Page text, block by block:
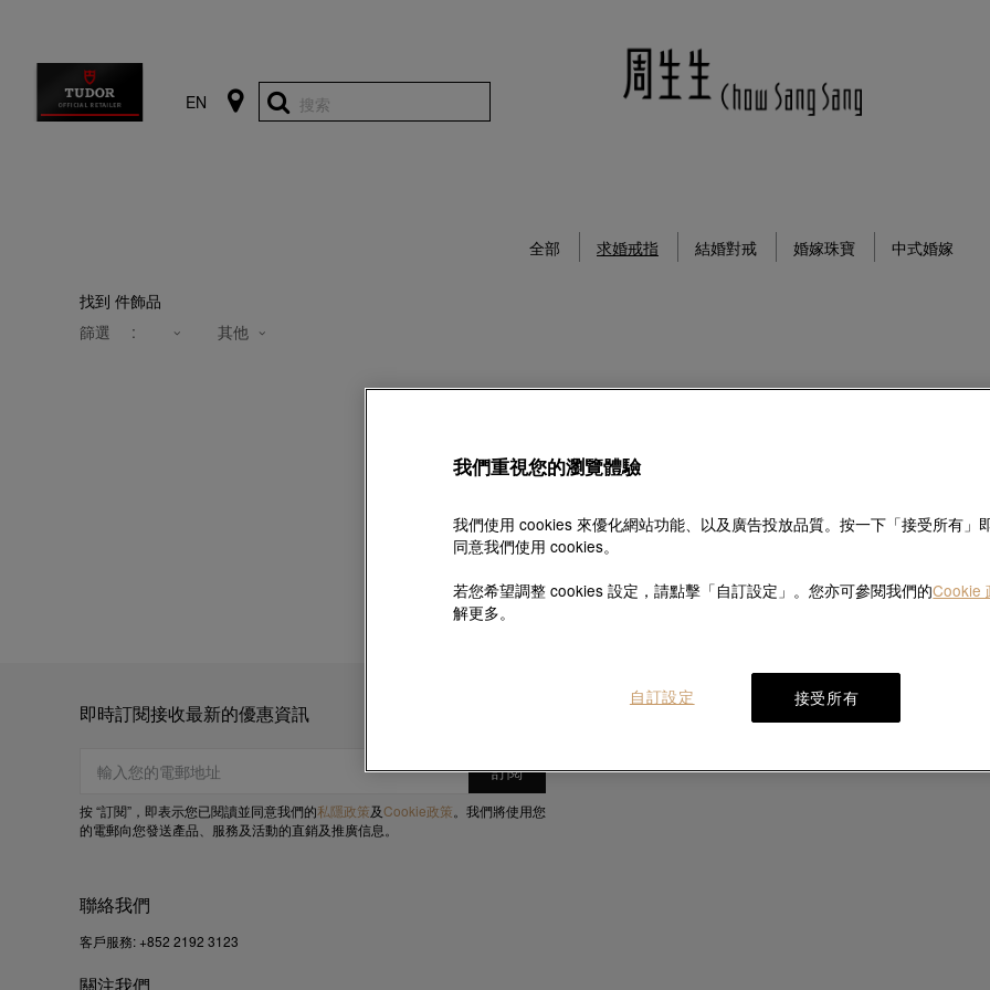
EN 搜索
全部 求婚戒指 結婚對戒 婚嫁珠寶 中式婚嫁
找到 件飾品
篩選
: 其他
即時訂閱接收最新的優惠資訊
按 “訂閱”，即表示您已閱讀並同意我們的私隱政策及Cookie政策。我們將使用您
的電郵向您發送產品、服務及活動的直銷及推廣信息。
聯絡我們
客戶服務: +852 2192 3123
我們重視您的瀏覽體驗
我們使用 cookies 來優化網站功能、以及廣告投放品質。按一下「接受所有」
同意我們使用 cookies。
若您希望調整 cookies 設定，請點擊「自訂設定」。您亦可參閱我們的Cookie
解更多。
接受所有
自訂設定